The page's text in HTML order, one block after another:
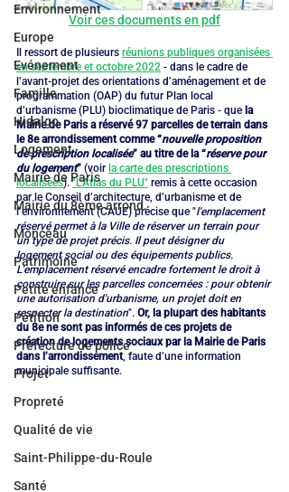
Environnement
Europe
Evénement
Famille
Hidalgo
Logement
Mairie de Paris
Mairie du 8ème arrond.
Monceau
Patrimoine
Petite enfance
Pétition
Préfecture de police
Projet
Propreté
Qualité de vie
Saint-Philippe-du-Roule
Santé
Voir ces documents en pdf
Il ressort de plusieurs réunions publiques organisées
en septembre et octobre 2022 - dans le cadre de
l’avant-projet des orientations d’aménagement et de
programmation (OAP) du futur Plan local
d’urbanisme (PLU) bioclimatique de Paris - que la
Mairie de Paris a réservé 97 parcelles de terrain dans
le 8e arrondissement comme “nouvelle proposition
de prescription localisée” au titre de la “réserve pour
du logement” (voir la carte des prescriptions
localisées). "L'Atlas du PLU" remis à cette occasion
par le Conseil d’architecture, d’urbanisme et de
l’environnement (CAUE) précise que "l'emplacement
réservé permet à la Ville de réserver un terrain pour
un type de projet précis. Il peut désigner du
logement social ou des équipements publics.
L'emplacement réservé encadre fortement le droit à
construire sur les parcelles concernées : pour obtenir
une autorisation d'urbanisme, un projet doit en
respecter la destination". Or, la plupart des habitants
du 8e ne sont pas informés de ces projets de
création de logements sociaux par la Mairie de Paris
dans l’arrondissement, faute d’une information
municipale suffisante.